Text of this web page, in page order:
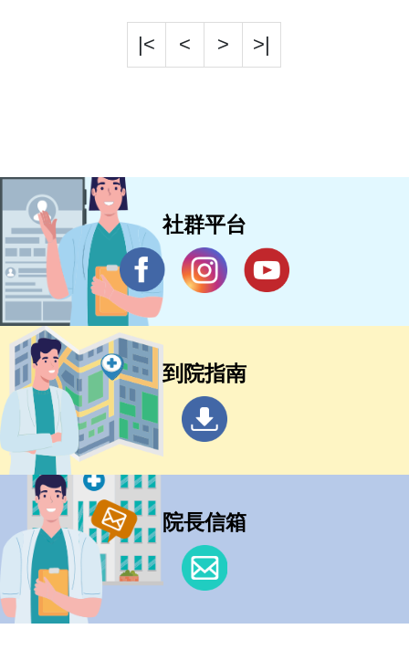
|< < > >|
社群平台
到院指南
院長信箱